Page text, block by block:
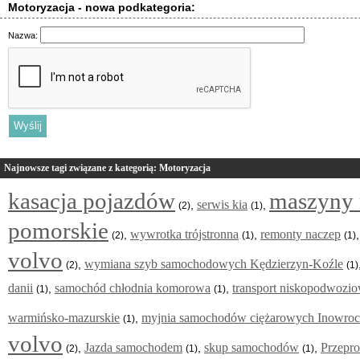
Motoryzacja - nowa podkategoria:
Nazwa:
Najnowsze tagi związane z kategorią: Motoryzacja
kasacja pojazdów (2) serwis kia (1)
pomorskie (2) wywrotka trójstronna (1) remonty naczep (1)
volvo (2) wymiana szyb samochodowych Kędzierzyn-Koźle (1)
danii (1) samochód chłodnia komorowa (1) transport
warmińsko-mazurskie (1) myjnia samochodów ciężarowych
volvo (2) Jazda samochodem (1) skup samochodów (1)